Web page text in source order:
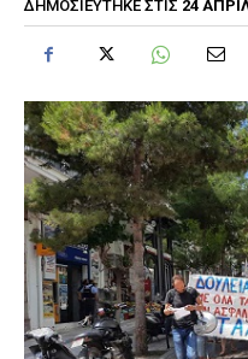
ΔΗΜΟΣΙΕΎΤΗΚΕ ΣΤΙΣ 24